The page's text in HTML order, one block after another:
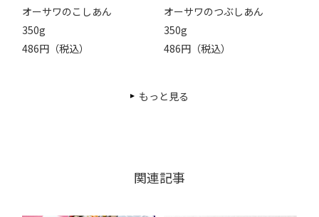
オーサワのこしあん
350g
486円（税込）
オーサワのつぶしあん
350g
486円（税込）
もっと見る
関連記事